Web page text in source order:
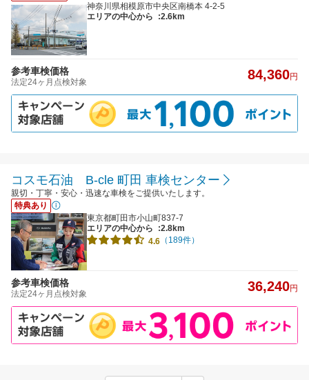
神奈川県相模原市中央区南橋本 4-2-5
エリアの中心から
:2.6km
参考車検価格
法定24ヶ月点検対象 84,360円
コスモ石油 B-cle 町田 車検センター
親切・丁寧・安心・迅速な車検をご提供いたします。
特典あり
東京都町田市小山町837-7
エリアの中心から
:2.8km
4.6 （189件）
参考車検価格
法定24ヶ月点検対象 36,240円